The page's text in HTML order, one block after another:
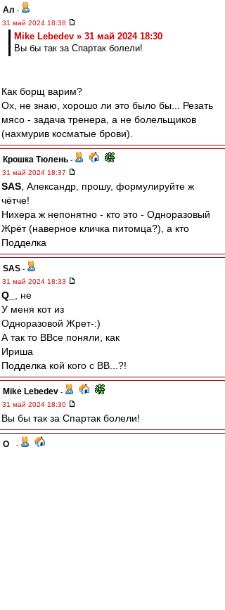
Ал -
31 май 2024 18:38
Mike Lebedev » 31 май 2024 18:30
Вы бы так за Спартак болели!
Как борщ варим?
Ох, не знаю, хорошо ли это было бы... Резать
мясо - задача тренера, а не болельщиков
(нахмурив косматые брови).
Крошка Тюлень -
31 май 2024 18:37
SAS , Александр, прошу, формулируйте ж
чётче!
Нихера ж непонятно - кто это - Одноразовый
Жрёт (наверное кличка питомца?), а кто
Подделка
SAS -
31 май 2024 18:33
Q_
, не
У меня кот из
Одноразовой Жрет-:)
А так то ВВсе поняли, как
Ириша
Подделка кой кого с ВВ...?!
Mike Lebedev -
31 май 2024 18:30
Вы бы так за Спартак болели!
Q_
-